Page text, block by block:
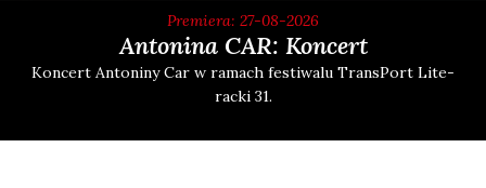
Premiera: 27-08-2026
Antonina CAR: Koncert
Kon­cert Anto­ni­ny Car w ramach festi­wa­lu Trans­Port Lite­
rac­ki 31.